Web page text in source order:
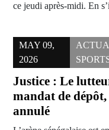
ce jeudi après-midi. En
MAY 09,
2026
Justice : Le
mandat de
annulé